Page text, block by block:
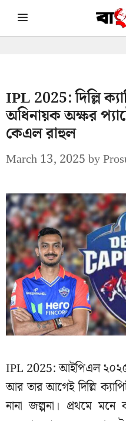
Skip Menu
IPL 2025: দিল্লি
অধিনায়ক অক্ষর
কেএল রাহুল
March 13, 2025by
IPL 2025: আইপিএল
আর তার আগেই দিল্লি
নানা জল্পনা। প্রথমে